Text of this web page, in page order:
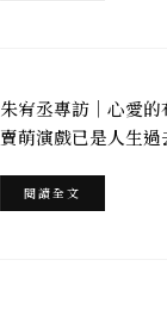
朱宥丞專訪｜心愛的
賣萌演戲已是人生過
閱讀全文